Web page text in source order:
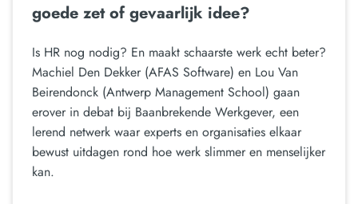
goede zet of gevaarlijk idee?
Is HR nog nodig? En maakt schaarste werk echt beter?
Machiel Den Dekker (AFAS Software) en Lou Van
Beirendonck (Antwerp Management School) gaan
erover in debat bij Baanbrekende Werkgever, een
lerend netwerk waar experts en organisaties elkaar
bewust uitdagen rond hoe werk slimmer en menselijker
kan.